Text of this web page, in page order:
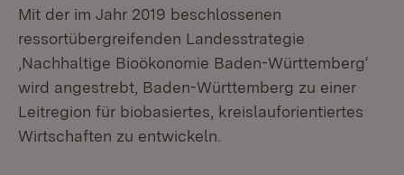
Mit der im Jahr 2019 beschlossenen
ressortübergreifenden Landesstrategie
‚Nachhaltige Bioökonomie Baden-Württemberg‘
wird angestrebt, Baden-Württemberg zu einer
Leitregion für biobasiertes, kreislauforientiertes
Wirtschaften zu entwickeln.